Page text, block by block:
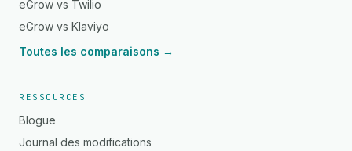
eGrow vs Twilio
eGrow vs Klaviyo
Toutes les comparaisons →
RESSOURCES
Blogue
Journal des modifications